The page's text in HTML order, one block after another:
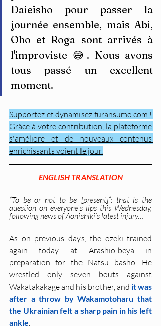
Daieisho pour passer la
journée ensemble, mais Abi,
Oho et Roga sont arrivés à
l'improviste 😅. Nous avons
tous passé un excellent
moment.
Supportez et dynamisez furansumo.com !
Grâce à votre contribution, la plateforme
s'améliore et de nouveaux contenus
enrichissants voient le jour.
ENGLISH TRANSLATION
“To be or not to be [present]”: that is the
question on everyone’s lips this Wednesday,
following news of Aonishiki’s latest injury…
As on previous days, the ozeki trained
again today at Arashio-beya in
preparation for the Natsu basho. He
wrestled only seven bouts against
Wakatakakage and his brother, and it was
after a throw by Wakamotoharu that
the Ukrainian felt a sharp pain in his left
ankle